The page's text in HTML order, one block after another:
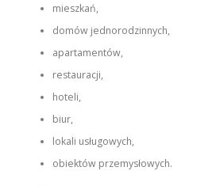
mieszkań,
domów jednorodzinnych,
apartamentów,
restauracji,
hoteli,
biur,
lokali usługowych,
obiektów przemysłowych.